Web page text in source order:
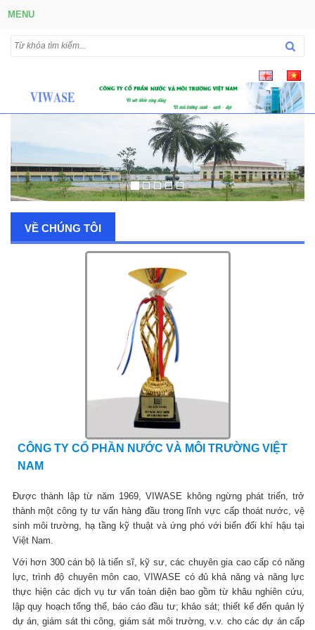
MENU
VỀ CHÚNG TÔI
CÔNG TY CỔ PHẦN NƯỚC VÀ MÔI TRƯỜNG VIỆT
NAM
Được thành lập từ năm 1969, VIWASE không ngừng phát triển, trở
thành một công ty tư vấn hàng đầu trong lĩnh vực cấp thoát nước, vệ
sinh môi trường, hạ tầng kỹ thuật và ứng phó với biến đổi khí hậu tại
Việt Nam.
Với hơn 300 cán bộ là tiến sĩ, kỹ sư, các chuyên gia cao cấp có năng
lực, trình độ chuyên môn cao, VIWASE có đủ khả năng và năng lực
thực hiện các dịch vụ tư vấn toàn diện bao gồm từ khâu nghiên cứu,
lập quy hoạch tổng thể, báo cáo đầu tư; khảo sát; thiết kế đến quản lý
dự án, giám sát thi công, giám sát môi trường, v.v. cho các dự án cấp